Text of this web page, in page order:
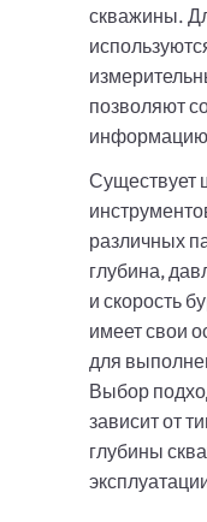
скважины.
позволяют
информацию
Существует
различных
глубина,
и скорость
имеет свои
для
Выбор
зависит от
глубины